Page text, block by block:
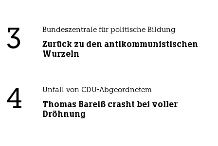
3 Bundeszentrale für politische Bildung
Zurück zu den antikommunistischen
Wurzeln
4 Unfall von CDU-Abgeordnetem
Thomas Bareiß crasht bei voller
Dröhnung